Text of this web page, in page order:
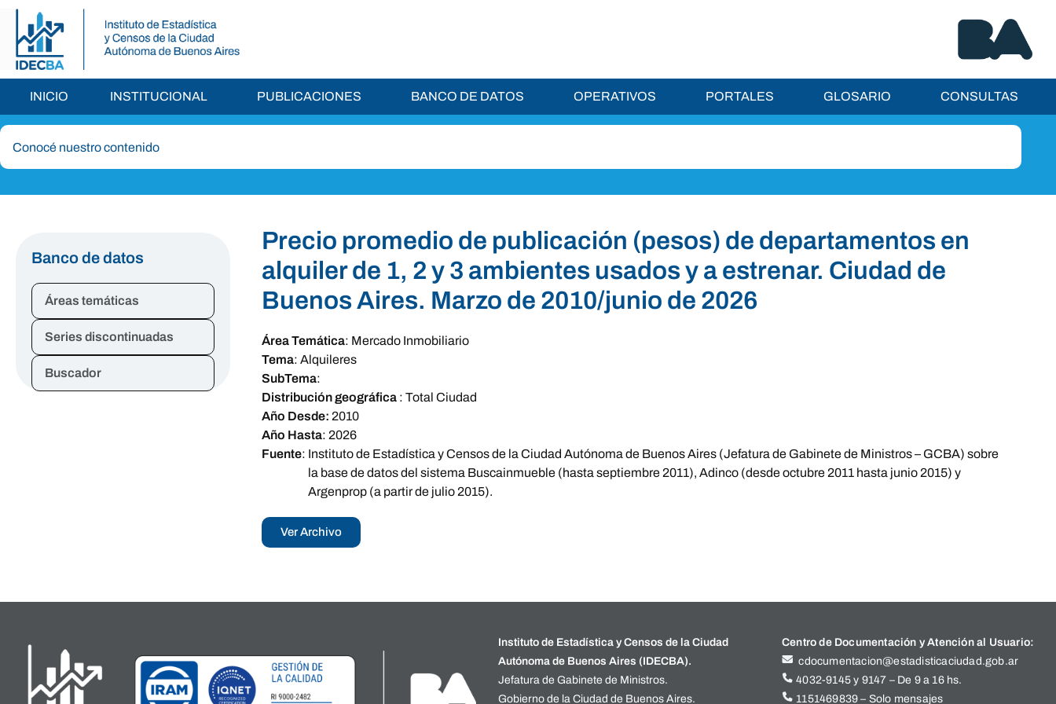
INICIO INSTITUCIONAL PUBLICACIONES BANCO DE DATOS OPERATIVOS PORTALES GLOSARIO CONSULTAS
Banco de datos
Áreas temáticas
Series discontinuadas
Buscador
Precio promedio de publicación (pesos) de departamentos en
alquiler de 1, 2 y 3 ambientes usados y a estrenar. Ciudad de
Buenos Aires. Marzo de 2010/junio de 2026
Área Temática: Mercado Inmobiliario
Tema: Alquileres
SubTema:
Distribución geográfica : Total Ciudad
Año Desde: 2010
Año Hasta: 2026
Fuente: Instituto de Estadística y Censos de la Ciudad Autónoma de Buenos Aires (Jefatura de Gabinete de Ministros – GCBA) sobre
la base de datos del sistema Buscainmueble (hasta septiembre 2011), Adinco (desde octubre 2011 hasta junio 2015) y
Argenprop (a partir de julio 2015).
Ver Archivo
Instituto de Estadística y Censos de la Ciudad
Autónoma de Buenos Aires (IDECBA).
Jefatura de Gabinete de Ministros.
Gobierno de la Ciudad de Buenos Aires.
Centro de Documentación y Atención al Usuario:
cdocumentacion@estadisticaciudad.gob.ar
4032-9145 y 9147 – De 9 a 16 hs.
1151469839 – Solo mensajes